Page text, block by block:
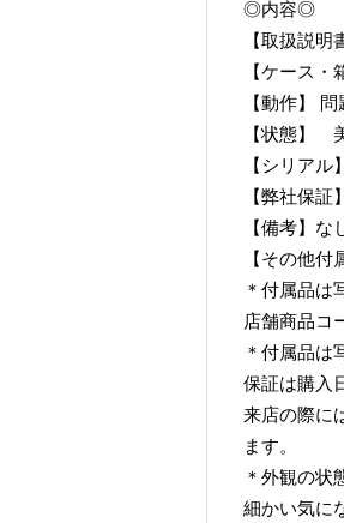
◎内容◎
【取扱説
【ケース
【動作】
【状態】
【シリアル】
【弊社保
【備考】な
【その他付
＊付属品は
店舗商品コ
＊付属品は
保証は購入
来店の際に
ます。
＊外観の状
細かい気に